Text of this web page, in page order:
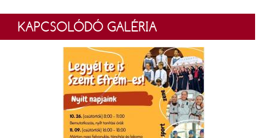
KAPCSOLÓDÓ GALÉRIA